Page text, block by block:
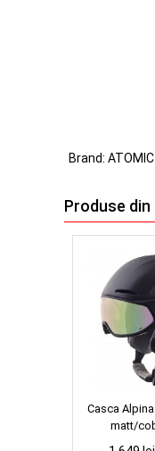
Brand: ATOMIC
Produse
Casca
matt/